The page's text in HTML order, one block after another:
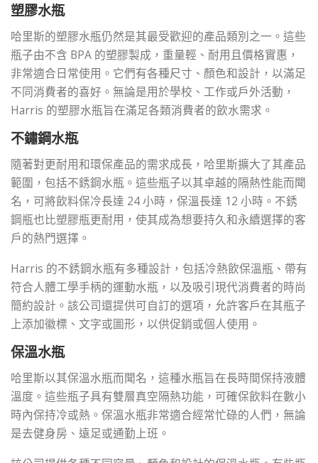
塑膠水瓶
哈里斯的塑膠水瓶仍然是其最受歡迎的產品類別之一。這些
瓶子由不含 BPA 的塑膠製成，重量輕、耐用且價格實惠，
非常適合日常使用。它們有各種尺寸、顏色和設計，以滿足
不同消費者的喜好。無論是用於學校、工作或戶外活動，
Harris 的塑膠水瓶旨在滿足各類消費者的飲水需求。
不鏽鋼水瓶
隨著對更耐用和環保產品的需求成長，哈里斯擴大了其產品
範圍，包括不銹鋼水瓶。這些瓶子以其卓越的隔熱性能而聞
名，可將飲料保冷長達 24 小時，保溫長達 12 小時。不銹
鋼瓶也比塑膠瓶更耐用，使其成為想要持久和永續選擇的客
戶的熱門選擇。
Harris 的不銹鋼水瓶有多種設計，包括冷熱飲保溫瓶、帶有
符合人體工學手柄的運動水瓶，以及吸引現代消費者的時尚
簡約設計。該公司還提供可自訂的選項，允許客戶在其瓶子
上添加徽標、文字或圖形，以供促銷或個人使用。
保溫水瓶
哈里斯以其保溫水瓶而聞名，這種水瓶旨在長時間保持液體
溫度。這些瓶子具有雙層真空隔熱功能，可確保飲料在數小
時內保持冷或熱。保溫水瓶非常適合經常忙碌的人們，無論
是去健身房、遠足或通勤上班。